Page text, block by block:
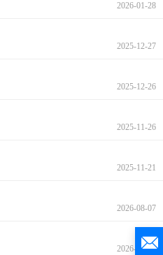
2026-01-28
2025-12-27
2025-12-26
2025-11-26
2025-11-21
2026-08-07
2026-08-07